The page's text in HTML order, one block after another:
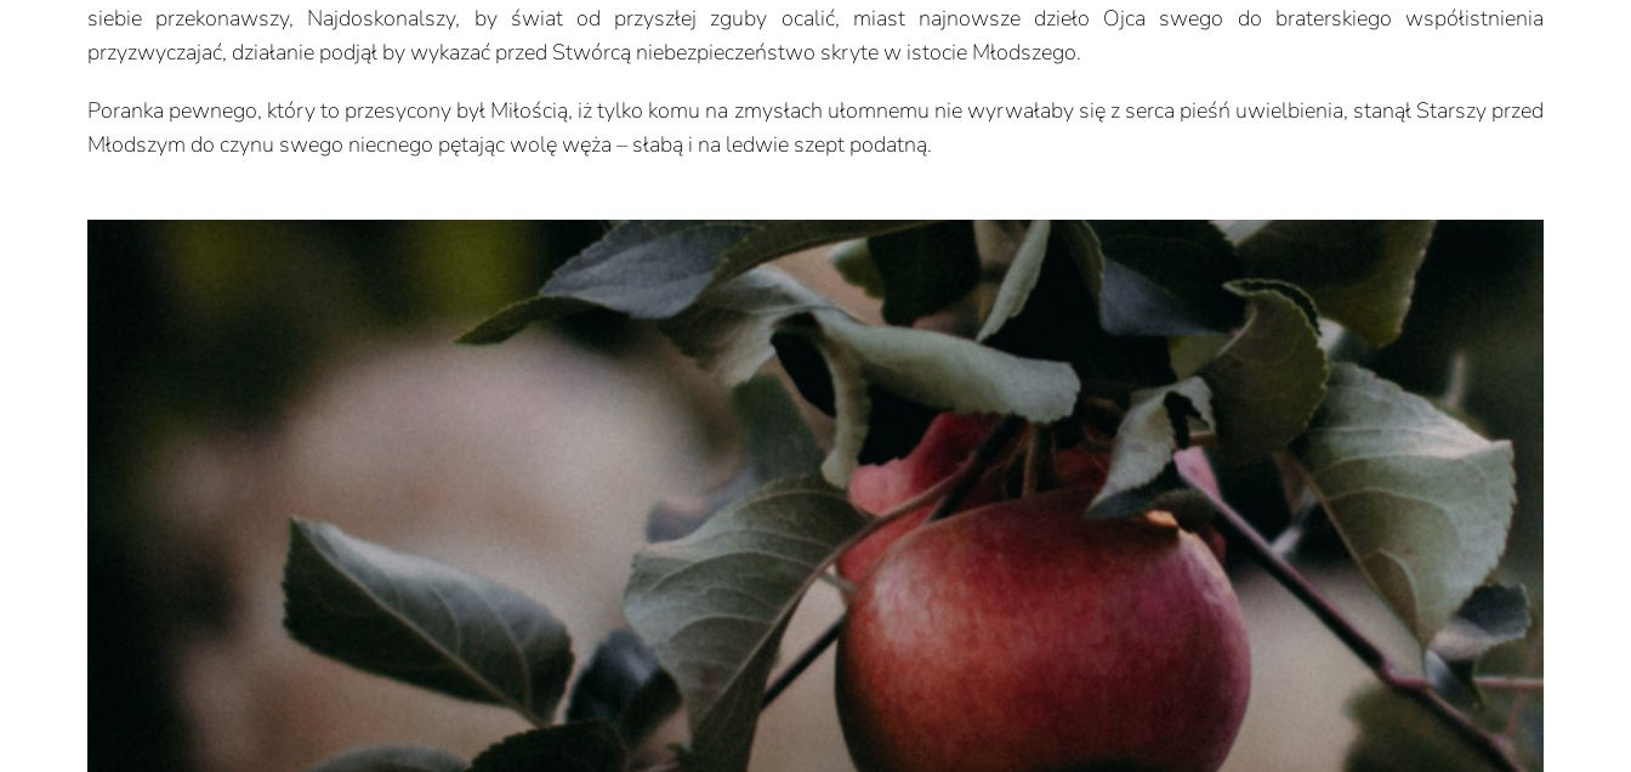
siebie przekonawszy, Najdoskonalszy, by świat od przyszłej zguby ocalić, miast najnowsze dzieło Ojca swego do braterskiego współistnienia
przyzwyczajać, działanie podjął by wykazać przed Stwórcą niebezpieczeństwo skryte w istocie Młodszego.
Poranka pewnego, który to przesycony był Miłością, iż tylko komu na zmysłach ułomnemu nie wyrwałaby się z serca pieśń uwielbienia, stanął Starszy przed
Młodszym do czynu swego niecnego pętając wolę węża – słabą i na ledwie szept podatną.